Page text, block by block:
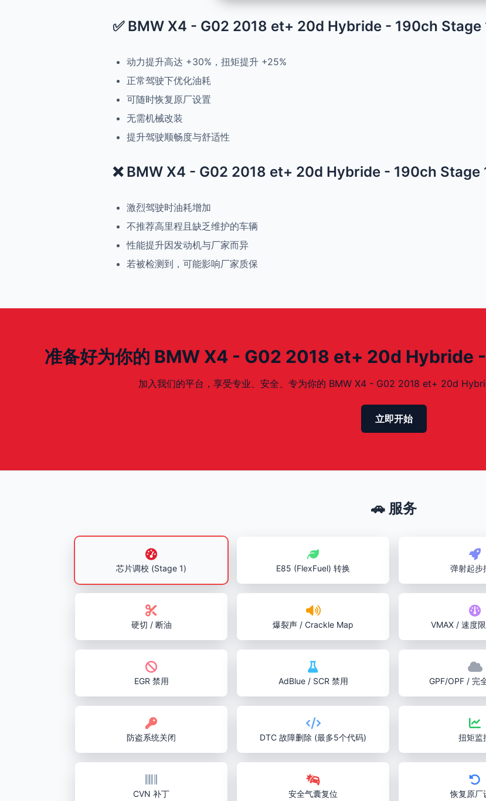
✅ BMW X4 - G02 2018 et+ 20d Hybride - 190ch Stage
动力提升高达 +30%，扭矩提升 +25%
正常驾驶下优化油耗
可随时恢复原厂设置
无需机械改装
提升驾驶顺畅度与舒适性
❌ BMW X4 - G02 2018 et+ 20d Hybride - 190ch Stage
激烈驾驶时油耗增加
不推荐高里程且缺乏维护的车辆
性能提升因发动机与厂家而异
若被检测到，可能影响厂家质保
准备好为你的 BMW X4 - G02 2018 et+ 20d Hybride
加入我们的平台，享受专业、安全、专为你的 BMW X4 - G02 2018 et+ 20d
立即开始
🚗 服务
芯片调校 (Stage 1) E85 (FlexFuel) 转换 弹射起步
硬切 / 断油 爆裂声 / Crackle Map VMAX / 速度
EGR 禁用 AdBlue / SCR 禁用 GPF/OPF / 完
防盗系统关闭 DTC 故障删除 (最多5个代码) 扭矩监
CVN 补丁 安全气囊复位 恢复原厂